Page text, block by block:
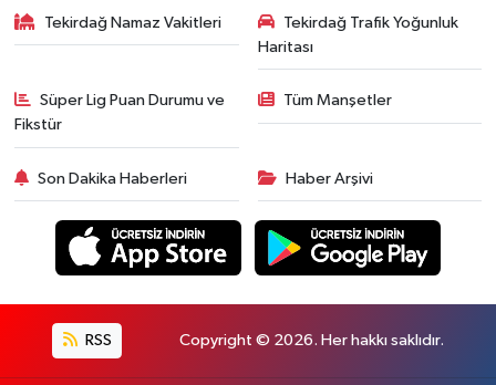
Tekirdağ Namaz Vakitleri
Tekirdağ Trafik Yoğunluk
Haritası
Süper Lig Puan Durumu ve
Fikstür
Tüm Manşetler
Son Dakika Haberleri Haber Arşivi
RSS Copyright © 2026. Her hakkı saklıdır.